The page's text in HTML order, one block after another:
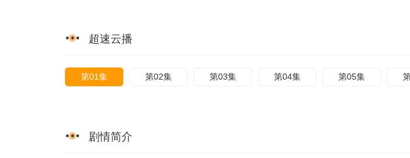
超速云播
第01集 第02集 第03集 第04集 第05集
剧情简介